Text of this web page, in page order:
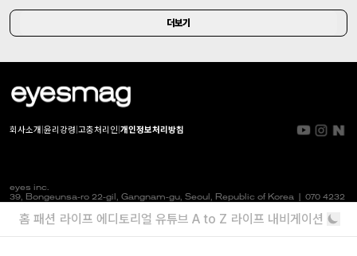
더보기
회사소개 윤리강령 고충처리인 개인정보처리방침
eyes inc.
39, Bongeunsa-ro 22-gil, Gangnam-gu, Seoul, Republic of Korea | 070 4232
Business license : 547 88 01942
Internet news service business license :
60059 | 2020.09.25
Periodical license :강남,가00010 | 2020.10.30
홈 패션 라이프 에디토리얼 유튜브 A to Z 라이프 내비게이션